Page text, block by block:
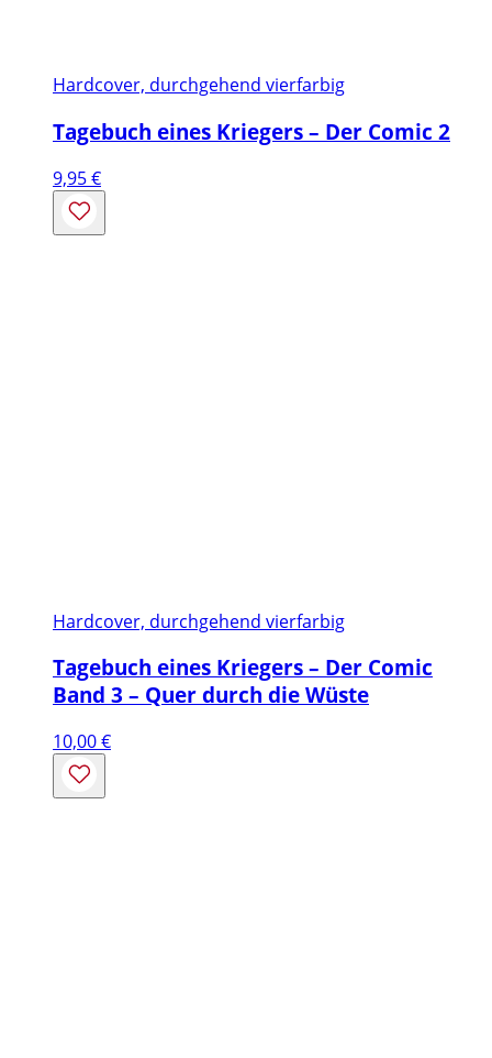
Hardcover, durchgehend vierfarbig
Tagebuch eines Kriegers – Der Comic 2
9,95€
Hardcover, durchgehend vierfarbig
Tagebuch eines Kriegers – Der Comic
Band 3 – Quer durch die Wüste
10,00€